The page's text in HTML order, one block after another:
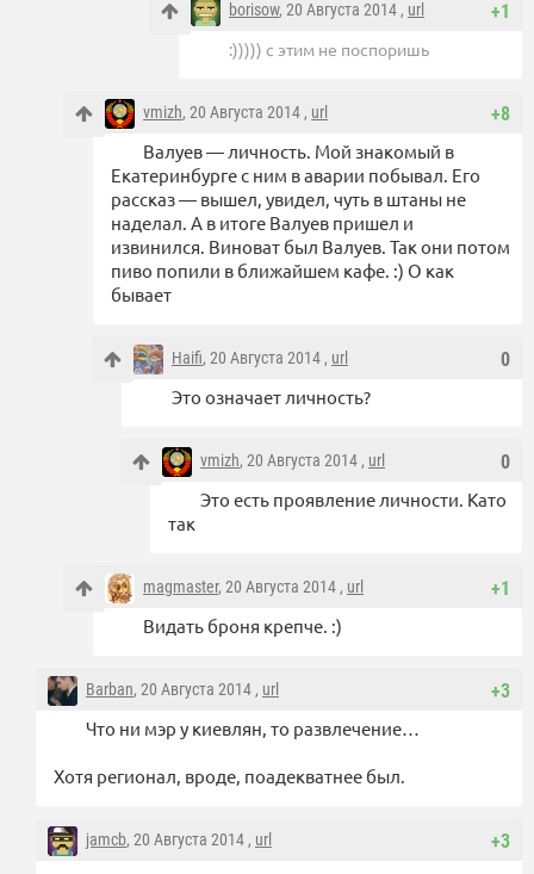
+1
borisow, 20 Августа 2014 , url
:))))) с этим не поспоришь
+8
vmizh, 20 Августа 2014 , url
Валуев — личность. Мой знакомый в
Екатеринбурге с ним в аварии побывал. Его
рассказ — вышел, увидел, чуть в штаны не
наделал. А в итоге Валуев пришел и
извинился. Виноват был Валуев. Так они потом
пиво попили в ближайшем кафе. :) О как
бывает
0
Haifi, 20 Августа 2014 , url
Это означает личность?
0
vmizh, 20 Августа 2014 , url
Это есть проявление личности. Като
так
+1
magmaster, 20 Августа 2014 , url
Видать броня крепче. :)
+3
Barban, 20 Августа 2014 , url
Что ни мэр у киевлян, то развлечение…
Хотя регионал, вроде, поадекватнее был.
+3
jamcb, 20 Августа 2014 , url